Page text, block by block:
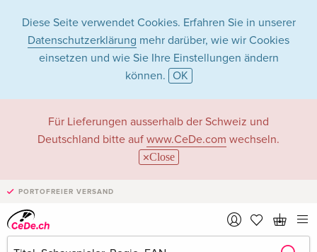
Diese Seite verwendet Cookies. Erfahren Sie in unserer
Datenschutzerklärung mehr darüber, wie wir Cookies
einsetzen und wie Sie Ihre Einstellungen ändern
können. OK
Für Lieferungen ausserhalb der Schweiz und
Deutschland bitte auf www.CeDe.com wechseln.
Close
PORTOFREIER VERSAND